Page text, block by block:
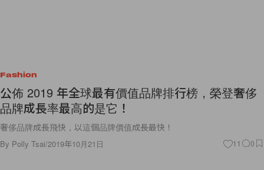
Fashion
公佈 2019 年全球最有價值品牌排行榜，榮登奢侈
品牌成長率最高的是它！
奢侈品牌成長飛快，以這個品牌價值成長最快！
By Polly Tsai/2019年10月21日 11 0